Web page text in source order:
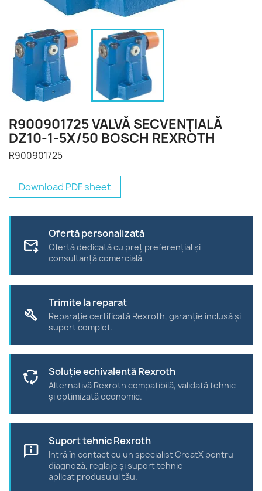
R900901725 VALVĂ SECVENŢIALĂ
DZ10-1-5X/50 BOSCH REXROTH
R900901725
Download PDF sheet
forward_to_inbox
Ofertă personalizată
Ofertă dedicată cu preț preferențial și
consultanță comercială.
build
Trimite la reparat
Reparație certificată Rexroth, garanție inclusă și
suport complet.
cycle Soluție echivalentă Rexroth
Alternativă Rexroth compatibilă, validată tehnic
și optimizată economic.
chat_info
Suport tehnic Rexroth
Intră în contact cu un specialist CreatX pentru
diagnoză, reglaje și suport tehnic
aplicat produsului tău.